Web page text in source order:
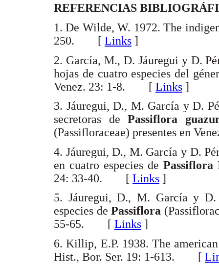
REFERENCIAS
1. De Wilde, W. 1972. The
250. [ Links ]
2. García, M., D. Jáuregui y D.
hojas de cuatro especies del
Venez. 23: 1-8. [ Links ]
3. Jáuregui, D., M. García y D.
secretoras de Passiflora
(Passifloraceae) presentes en
4. Jáuregui, D., M. García y D.
en cuatro especies de Passiflora
24: 33-40. [ Links ]
5. Jáuregui, D., M. García y
especies dePassiflora
55-65. [ Links ]
6. Killip, E.P. 1938. The
Hist., Bor. Ser. 19: 1-613. [